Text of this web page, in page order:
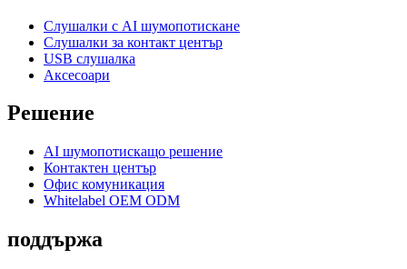
Слушалки с AI шумопотискане
Слушалки за контакт център
USB слушалка
Аксесоари
Решение
AI шумопотискащо решение
Контактен център
Офис комуникация
Whitelabel OEM ODM
поддържа